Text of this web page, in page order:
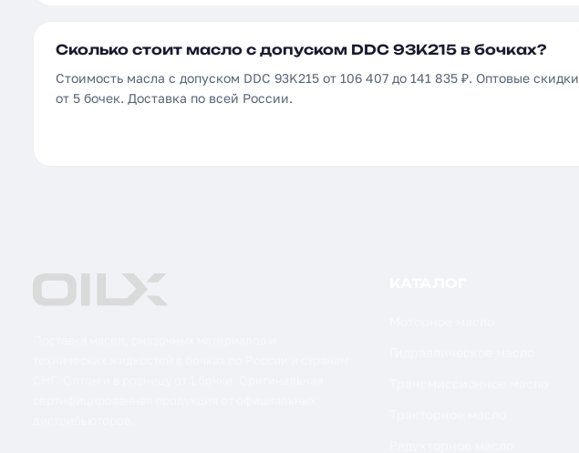
Сколько стоит масло с допуском DDC 93K215 в бочках?
Стоимость масла с допуском DDC 93K215 от 106 407 до 141 835 ₽. Оптовые скидки
от 5 бочек. Доставка по всей России.